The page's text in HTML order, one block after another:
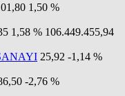
1,50 %
1,58 % 106.449.455,94
25,92 -1,14 %
-2,76 %